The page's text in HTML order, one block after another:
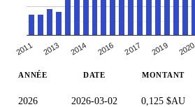
2011 2013 2014 2016 2017 2019 2020
ANNÉE DATE MONTANT
2026 2026-03-02 0,125 $AU